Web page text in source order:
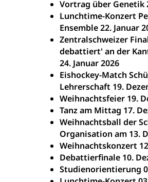
Vortrag über Genetik
Lunchtime-Konzert
Ensemble 22. Januar
Zentralschweizer
debattiert' an der
24. Januar 2026
Eishockey-Match
Lehrerschaft 19.
Weihnachtsfeier 19.
Tanz am Mittag 17.
Weihnachtsball der
Organisation am 13.
Weihnachtskonzert
Debattierfinale 10.
Studienorientierung